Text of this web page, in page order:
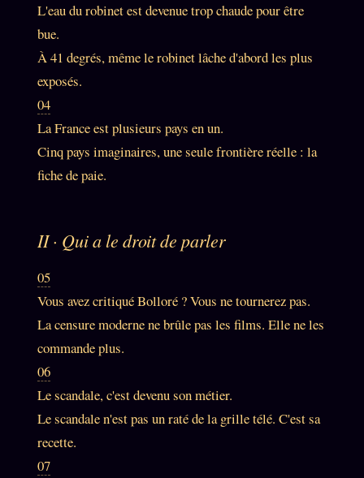
SOCIÉTÉ DES AMIS
L'Association
Cercle Privé
Mécène
Se connecter
Z/S SYSTEMS
z/S SYSTEMS
BRAINS MODELS
L'eau du robinet est devenue trop chaude pour être
bue.
À 41 degrés, même le robinet lâche d'abord les plus
exposés.
04
La France est plusieurs pays en un.
Cinq pays imaginaires, une seule frontière réelle : la
fiche de paie.
II · Qui a le droit de parler
05
Vous avez critiqué Bolloré ? Vous ne tournerez pas.
La censure moderne ne brûle pas les films. Elle ne les
commande plus.
06
Le scandale, c'est devenu son métier.
Le scandale n'est pas un raté de la grille télé. C'est sa
recette.
07